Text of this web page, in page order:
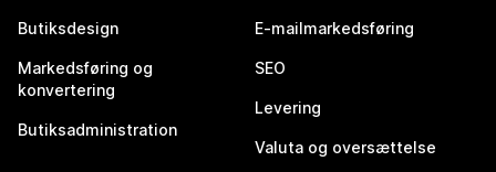
Butiksdesign
Markedsføring og
konvertering
Butiksadministration
E-mailmarkedsføring
SEO
Levering
Valuta og oversættelse